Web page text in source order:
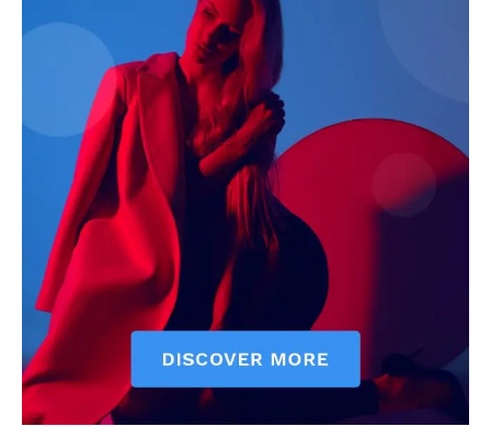
Contact Us
Privacy Policy
Terms of Use Agreement
Facebook
X WhatsApp
Share